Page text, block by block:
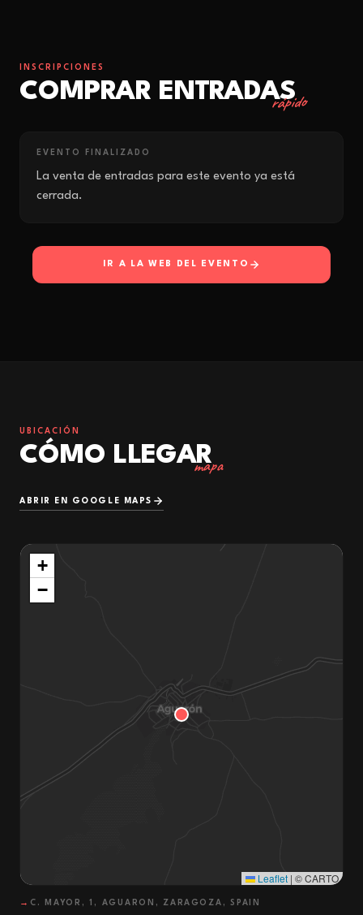
INSCRIPCIONES
COMPRAR ENTRADAS
rápido
EVENTO FINALIZADO
La venta de entradas para este evento ya está
cerrada.
IR A LA WEB DEL EVENTO
UBICACIÓN
CÓMO LLEGAR
mapa
ABRIR EN GOOGLE MAPS
+
−
Leaflet | © CARTO
→ C. MAYOR, 1, AGUARON, ZARAGOZA, SPAIN